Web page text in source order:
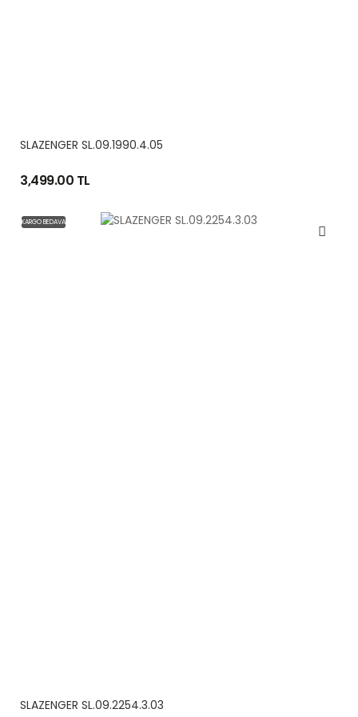
SLAZENGER SL.09.1990.4.05
3,499.00 TL
KARGO BEDAVA
SLAZENGER SL.09.2254.3.03